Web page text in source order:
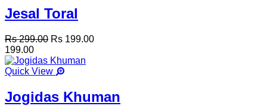
Jesal Toral
Rs 299.00 Rs 199.00
199.00
Quick View
Jogidas Khuman